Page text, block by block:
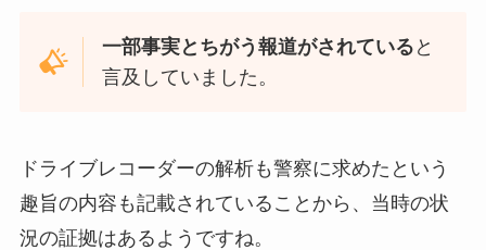
一部事実とちがう報道がされている と
言及していました。
ドライブレコーダーの解析も警察に求めたという
趣旨の内容も記載されていることから、当時の状
況の証拠はあるようですね。